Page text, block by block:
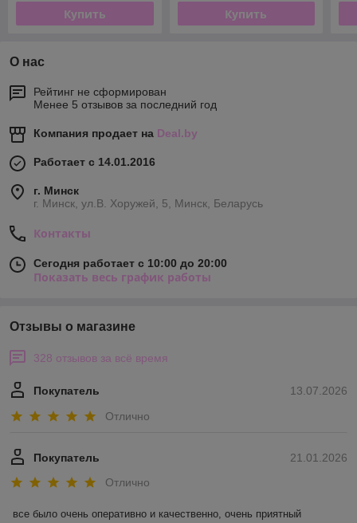
Купить Купить
О нас
Рейтинг не сформирован
Менее 5 отзывов за последний год
Компания продает на Deal.by
Работает с 14.01.2016
г. Минск
г. Минск, ул.В. Хоружей, 5, Минск, Беларусь
Контакты
Сегодня работает с 10:00 до 20:00
Показать весь график работы
Отзывы о магазине
328 отзывов за всё время
13.07.2026
Покупатель
Отлично
21.01.2026
Покупатель
Отлично
все было очень оперативно и качественно, очень приятный